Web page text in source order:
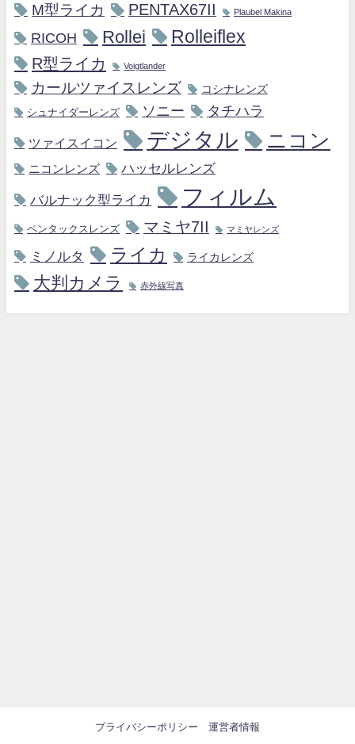
M型ライカ PENTAX67II Plaubel Makina
RICOH Rollei Rolleiflex
R型ライカ Voigtlander
カールツァイスレンズ コシナレンズ
シュナイダーレンズ ソニー タチハラ
ツァイスイコン デジタル ニコン
ニコンレンズ ハッセルレンズ
バルナック型ライカ フィルム
ペンタックスレンズ マミヤ7II マミヤレンズ
ミノルタ ライカ ライカレンズ
大判カメラ 赤外線写真
プライバシーポリシー 運営者情報